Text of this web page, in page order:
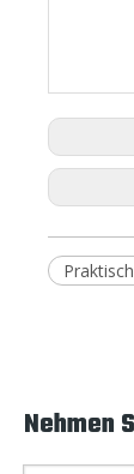
Nehmen